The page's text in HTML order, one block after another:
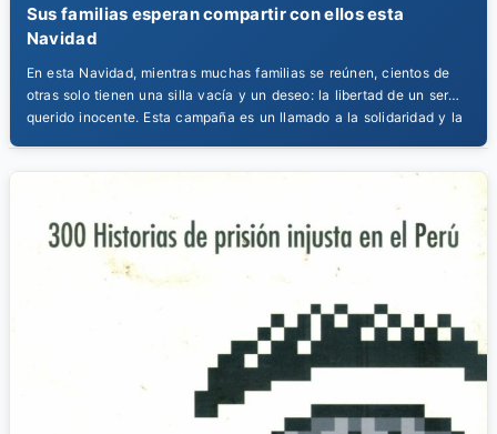
Sus familias esperan compartir con ellos esta
Navidad
En esta Navidad, mientras muchas familias se reúnen, cientos de
otras solo tienen una silla vacía y un deseo: la libertad de un ser
querido inocente. Esta campaña es un llamado a la solidaridad y la